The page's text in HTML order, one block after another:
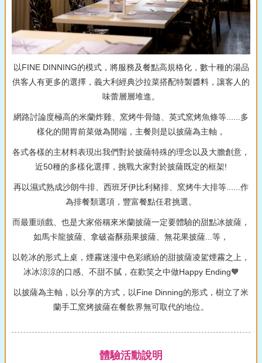
以FINE DINNING的模式，將服務及餐點高規格化，數十種的湯品
供客人有更多的選擇，義大利經典沙拉菜搭配特製醬料，讓客人的
味蕾層層堆進。
網路討論度極高的米蘭炸雞、窯烤牛骨隨、英式窯烤魚條等......多
樣化的開胃前菜做為開端，主餐則是以披薩為主軸，
各式各樣的主材料表現出我們對於披薩特殊的理念以及大膽創意，
近50種的多樣化選擇，挑戰大家對於披薩既定的框架!
再以濕式熟成沙朗牛排、西班牙伊比利豬排、窯烤牛大排等......作
為排餐類選項，豐富餐點任君挑選。
而最重頭戲、也是大家俗稱來米蘭披薩一定要體驗的甜點冰披薩，
如馬卡龍披薩、拿破崙酥蘋果披薩、無花果披薩...等，
以乾冰的形式上桌，煙霧迷漫中色彩繽紛的甜披薩凌駕煙霧之上，
冰冰涼涼的口感、不甜不膩，在歡笑之中做Happy Ending🧡
以披薩為主軸，以分享的方式，以Fine Dinning的形式，樹立了米
蘭手工窯烤披薩在餐飲界無可取代的地位。
體驗活動說明